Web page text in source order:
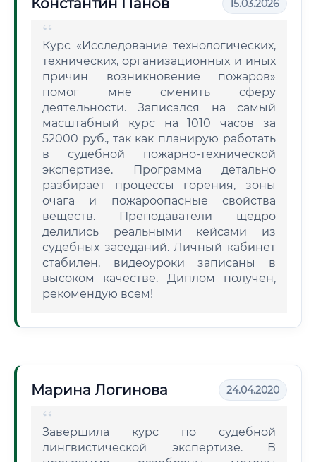
Константин Панов 15.03.2026
Курс «Исследование технологических,
технических, организационных и иных
причин возникновение пожаров»
помог мне сменить сферу
деятельности. Записался на самый
масштабный курс на 1010 часов за
52000 руб., так как планирую работать
в судебной пожарно-технической
экспертизе. Программа детально
разбирает процессы горения, зоны
очага и пожароопасные свойства
веществ. Преподаватели щедро
делились реальными кейсами из
судебных заседаний. Личный кабинет
стабилен, видеоуроки записаны в
высоком качестве. Диплом получен,
рекомендую всем!
Марина Логинова 24.04.2020
Завершила курс по судебной
лингвистической экспертизе. В